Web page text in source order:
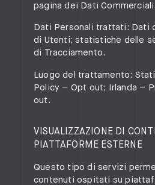
pagina dei Dati Commerciali.
Dati Personali trattati: Dati
di Utenti; statistiche delle
di Tracciamento.
Luogo del trattamento:
Policy – Opt out; Irlanda –
out.
VISUALIZZAZIONE DI
PIATTAFORME ESTERNE
Questo tipo di servizi
contenuti ospitati su